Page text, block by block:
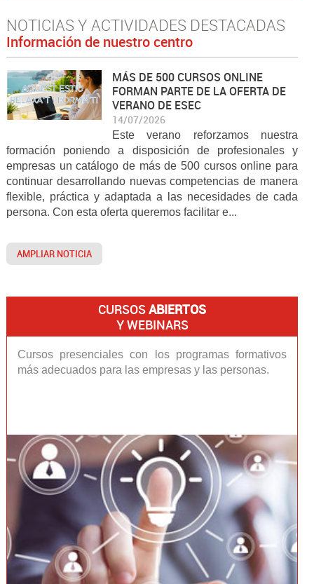
NOTICIAS Y ACTIVIDADES DESTACADAS
Información de nuestro centro
MÁS DE 500 CURSOS ONLINE
FORMAN PARTE DE LA OFERTA DE
VERANO DE ESEC
14/07/2026
Este verano reforzamos nuestra
formación poniendo a disposición de profesionales y
empresas un catálogo de más de 500 cursos online para
continuar desarrollando nuevas competencias de manera
flexible, práctica y adaptada a las necesidades de cada
persona. Con esta oferta queremos facilitar e...
AMPLIAR NOTICIA
CURSOSABIERTOS
Y WEBINARS
Cursos presenciales con los programas formativos
más adecuados para las empresas y las personas.